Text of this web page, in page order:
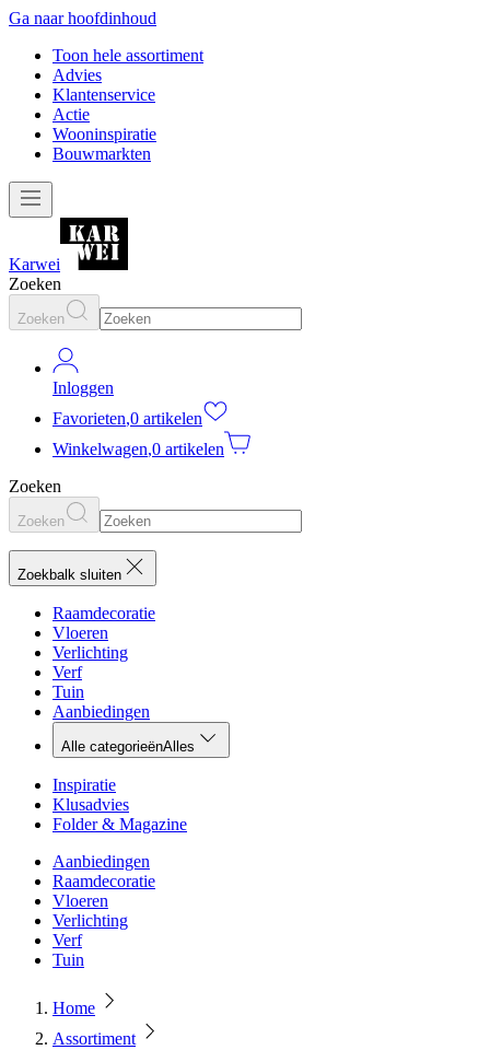
Ga naar hoofdinhoud
Toon hele assortiment
Advies
Klantenservice
Actie
Wooninspiratie
Bouwmarkten
Karwei
Zoeken
Zoeken
Inloggen
Favorieten,0 artikelen
Winkelwagen,0 artikelen
Zoeken
Zoeken
Zoekbalk sluiten
Raamdecoratie
Vloeren
Verlichting
Verf
Tuin
Aanbiedingen
Alle categorieënAlles
Inspiratie
Klusadvies
Folder & Magazine
Aanbiedingen
Raamdecoratie
Vloeren
Verlichting
Verf
Tuin
Home
Assortiment